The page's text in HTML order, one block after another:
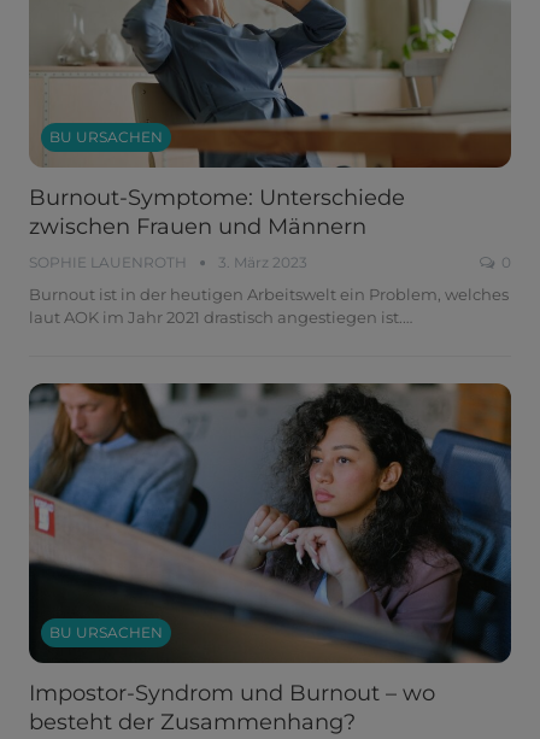
BU URSACHEN
Burnout-Symptome: Unterschiede
zwischen Frauen und Männern
SOPHIE LAUENROTH 3. März 2023 0
Burnout ist in der heutigen Arbeitswelt ein Problem, welches
laut AOK im Jahr 2021 drastisch angestiegen ist.
BU URSACHEN
Impostor-Syndrom und Burnout – wo
besteht der Zusammenhang?